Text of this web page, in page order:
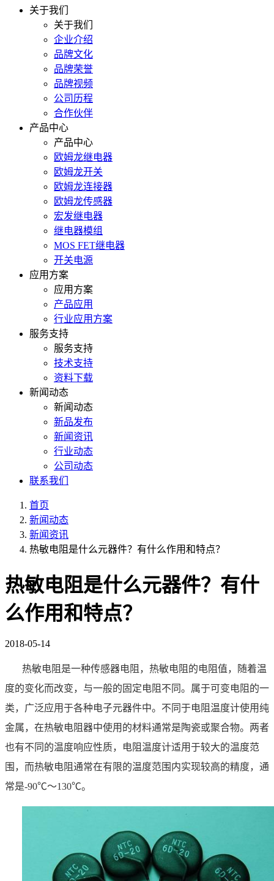
关于我们
关于我们
企业介绍
品牌文化
品牌荣誉
品牌视频
公司历程
合作伙伴
产品中心
产品中心
欧姆龙继电器
欧姆龙开关
欧姆龙连接器
欧姆龙传感器
宏发继电器
继电器模组
MOS FET继电器
开关电源
应用方案
应用方案
产品应用
行业应用方案
服务支持
服务支持
技术支持
资料下载
新闻动态
新闻动态
新品发布
新闻资讯
行业动态
公司动态
联系我们
首页
新闻动态
新闻资讯
热敏电阻是什么元器件？有什么作用和特点？
热敏电阻是什么元器件？有什
么作用和特点？
2018-05-14
热敏电阻是一种传感器电阻，热敏电阻的电阻值，随着温
度的变化而改变，与一般的固定电阻不同。属于可变电阻的一
类，广泛应用于各种电子元器件中。不同于电阻温度计使用纯
金属，在热敏电阻器中使用的材料通常是陶瓷或聚合物。两者
也有不同的温度响应性质，电阻温度计适用于较大的温度范
围，而热敏电阻通常在有限的温度范围内实现较高的精度，通
常是-90℃〜130℃。